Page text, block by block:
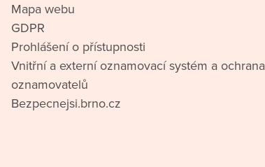
Mapa webu
GDPR
Prohlášení o přístupnosti
Vnitřní a externí oznamovací systém a ochrana
oznamovatelů
Bezpecnejsi.brno.cz